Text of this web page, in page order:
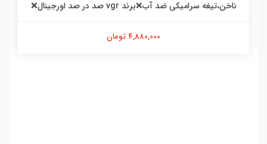
ناخن،تیغه سرامیکی ضد آب❌برند vgr صد در صد اورجینال❌
4,880,000 تومان